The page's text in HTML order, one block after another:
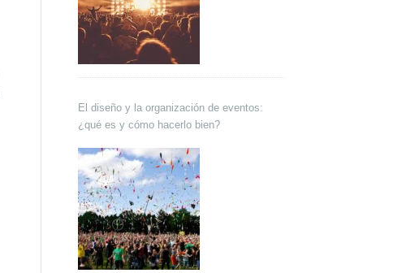
El diseño y la organización de eventos:
¿qué es y cómo hacerlo bien?